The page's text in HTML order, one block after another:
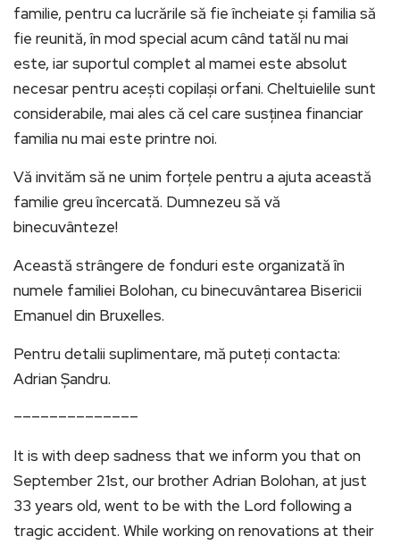
familie, pentru ca lucrările să fie încheiate și familia să
fie reunită, în mod special acum când tatăl nu mai
este, iar suportul complet al mamei este absolut
necesar pentru acești copilași orfani. Cheltuielile sunt
considerabile, mai ales că cel care susținea financiar
familia nu mai este printre noi.
Vă invităm să ne unim forțele pentru a ajuta această
familie greu încercată. Dumnezeu să vă
binecuvânteze!
Această strângere de fonduri este organizată în
numele familiei Bolohan, cu binecuvântarea Bisericii
Emanuel din Bruxelles.
Pentru detalii suplimentare, mă puteți contacta:
Adrian Șandru.
––––––––––––––
It is with deep sadness that we inform you that on
September 21st, our brother Adrian Bolohan, at just
33 years old, went to be with the Lord following a
tragic accident. While working on renovations at their